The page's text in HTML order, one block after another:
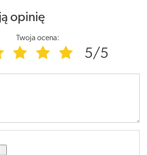
opinię
Twoja ocena:
5/5